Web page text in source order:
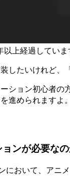
上経過してい
したいけれど、
ション初心者
進められますよ。
ンが必要な
において、アニ